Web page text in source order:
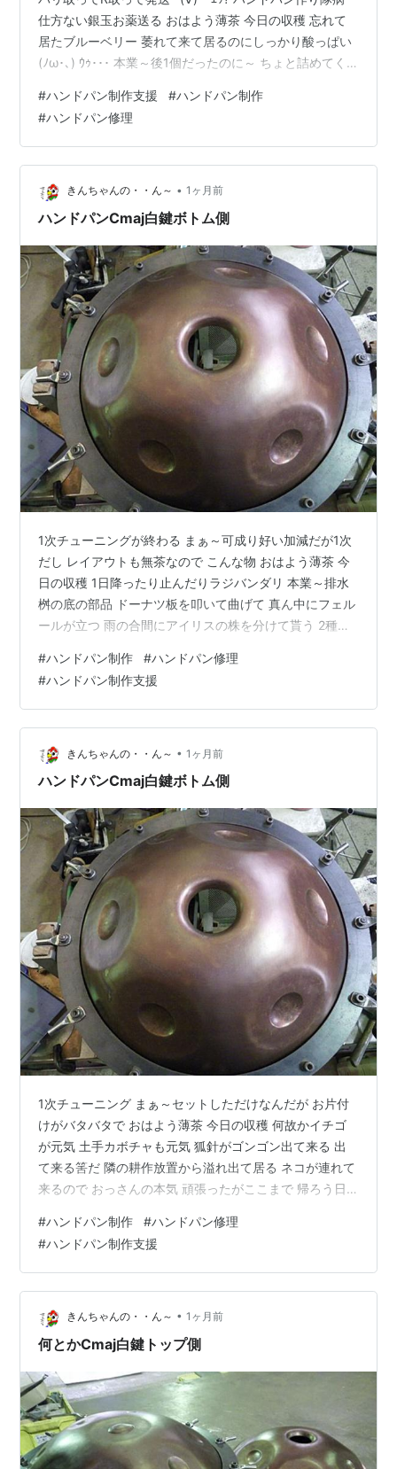
仕方ない銀玉お薬送る おはよう薄茶 今日の収穫 忘れて
居たブルーベリー 萎れて来て居るのにしっかり酸っぱい
(ﾉω･､) ｳｩ･･･ 本業～後1個だったのに～ ちょと詰めてく
任せて帰ろう 溜まりの鯉と もうちょいカラス ～
☆。.:*:・'゜ヽ( ´ー`)ノ んじゃ まったね～♪
#ハンドパン制作支援 #ハンドパン制作
#ハンドパン修理
きんちゃんの・・ん～ • 1ヶ月前
ハンドパンCmaj白鍵ボトム側
1次チューニングが終わる まぁ～可成り好い加減だが1次
だし レイアウトも無茶なので こんな物 おはよう薄茶 今
日の収穫 1日降ったり止んだりラジバンダリ 本業～排水
桝の底の部品 ドーナツ板を叩いて曲げて 真ん中にフェル
ールが立つ 雨の合間にアイリスの株を分けて貰う 2種類
又切らねば と言って赤い百日紅 大きく成る気配がない
何が違うかって花の色 帰ろう 溜まりの鯉と もうちょい
カラス ～☆。.:*:・'゜ヽ( ´ー`)ノ んじゃ まったね～♪
#ハンドパン制作 #ハンドパン修理
#ハンドパン制作支援
きんちゃんの・・ん～ • 1ヶ月前
ハンドパンCmaj白鍵ボトム側
1次チューニング まぁ～セットしただけなんだが お片付
けがバタバタで おはよう薄茶 今日の収穫 何故かイチゴ
が元気 土手カボチャも元気 狐針がゴンゴン出て来る 出
て来る筈だ 隣の耕作放置から溢れ出て居る ネコが連れて
来るので おっさんの本気 頑張ったがここまで 帰ろう日
´ー`)ノ んじゃ まったね～♪
#ハンドパン制作 #ハンドパン修理
#ハンドパン制作支援
きんちゃんの・・ん～ • 1ヶ月前
何とかCmaj白鍵トップ側